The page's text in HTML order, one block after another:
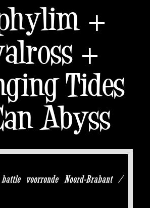
+
+
Tides
Abyss
voorronde Noord-Brabant /